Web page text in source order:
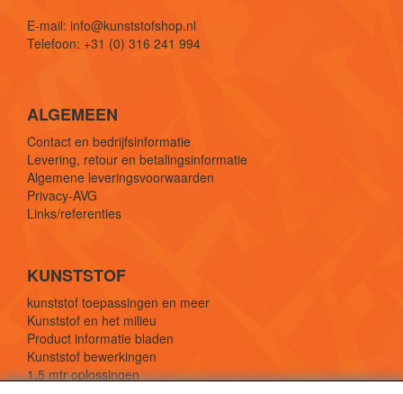
E-mail: info@kunststofshop.nl
Telefoon: +31 (0) 316 241 994
ALGEMEEN
Contact en bedrijfsinformatie
Levering, retour en betalingsinformatie
Algemene leveringsvoorwaarden
Privacy-AVG
Links/referenties
KUNSTSTOF
kunststof toepassingen en meer
Kunststof en het milieu
Product informatie bladen
Kunststof bewerkingen
1,5 mtr oplossingen